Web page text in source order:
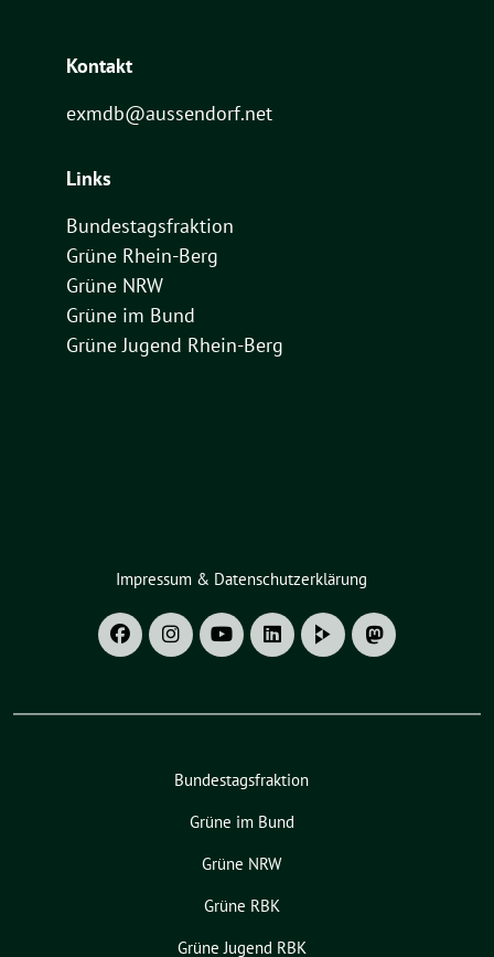
Kontakt
exmdb@aussendorf.net
Links
Bundestagsfraktion
Grüne Rhein-Berg
Grüne NRW
Grüne im Bund
Grüne Jugend Rhein-Berg
Impressum & Datenschutzerklärung
Bundestagsfraktion
Grüne im Bund
Grüne NRW
Grüne RBK
Grüne Jugend RBK